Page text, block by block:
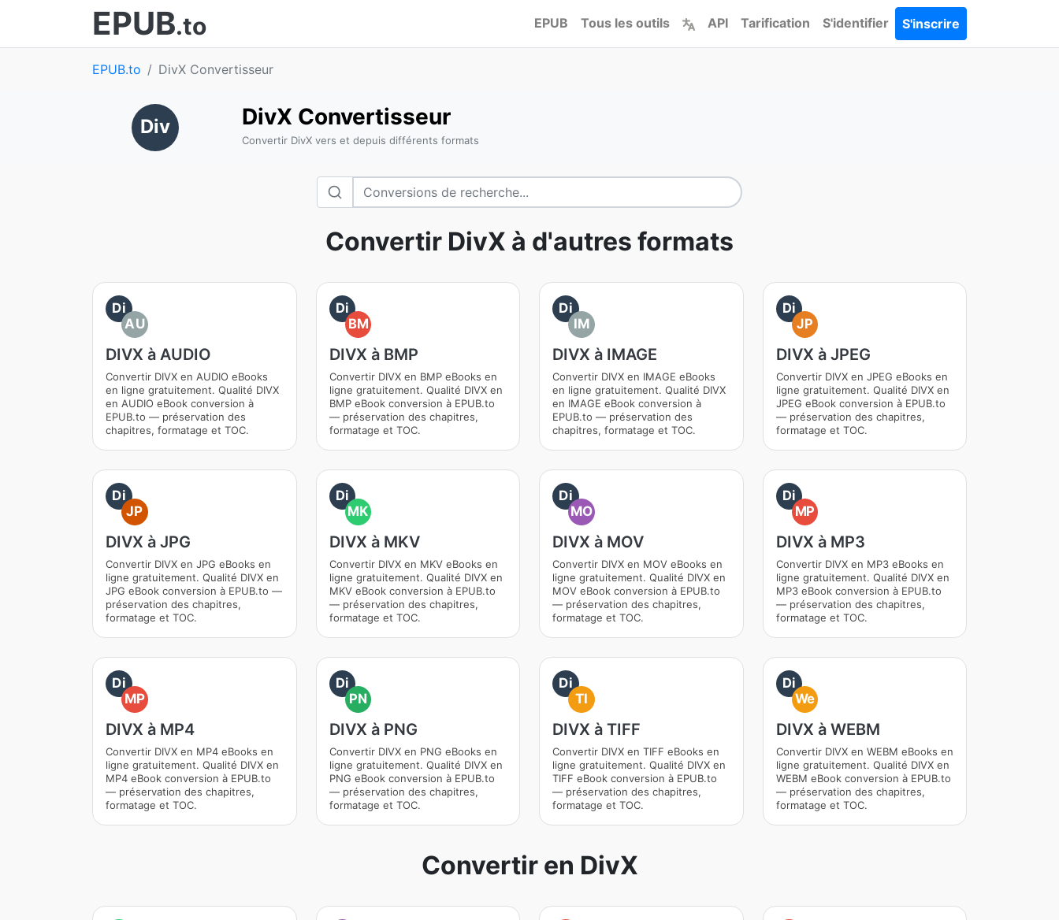
EPUB.to EPUB Tous les outils API Tarification S'identifier S'inscrire
EPUB.to DivX Convertisseur
Div DivX Convertisseur
Convertir DivX vers et depuis différents formats
Convertir DivX à d'autres formats
Di
AU
DIVX à AUDIO
Convertir DIVX en AUDIO eBooks
en ligne gratuitement. Qualité DIVX
en AUDIO eBook conversion à
EPUB.to — préservation des
chapitres, formatage et TOC.
Di
BM
DIVX à BMP
Convertir DIVX en BMP eBooks en
ligne gratuitement. Qualité DIVX en
BMP eBook conversion à EPUB.to
— préservation des chapitres,
formatage et TOC.
Di
IM
DIVX à IMAGE
Convertir DIVX en IMAGE eBooks
en ligne gratuitement. Qualité DIVX
en IMAGE eBook conversion à
EPUB.to — préservation des
chapitres, formatage et TOC.
Di
JP
DIVX à JPEG
Convertir DIVX en JPEG eBooks en
ligne gratuitement. Qualité DIVX en
JPEG eBook conversion à EPUB.to
— préservation des chapitres,
formatage et TOC.
Di
JP
DIVX à JPG
Convertir DIVX en JPG eBooks en
ligne gratuitement. Qualité DIVX en
JPG eBook conversion à EPUB.to —
préservation des chapitres,
formatage et TOC.
Di
MK
DIVX à MKV
Convertir DIVX en MKV eBooks en
ligne gratuitement. Qualité DIVX en
MKV eBook conversion à EPUB.to
— préservation des chapitres,
formatage et TOC.
Di
MO
DIVX à MOV
Convertir DIVX en MOV eBooks en
ligne gratuitement. Qualité DIVX en
MOV eBook conversion à EPUB.to
— préservation des chapitres,
formatage et TOC.
Di
MP
DIVX à MP3
Convertir DIVX en MP3 eBooks en
ligne gratuitement. Qualité DIVX en
MP3 eBook conversion à EPUB.to
— préservation des chapitres,
formatage et TOC.
Di
MP
DIVX à MP4
Convertir DIVX en MP4 eBooks en
ligne gratuitement. Qualité DIVX en
MP4 eBook conversion à EPUB.to
— préservation des chapitres,
formatage et TOC.
Di
PN
DIVX à PNG
Convertir DIVX en PNG eBooks en
ligne gratuitement. Qualité DIVX en
PNG eBook conversion à EPUB.to
— préservation des chapitres,
formatage et TOC.
Di
TI
DIVX à TIFF
Convertir DIVX en TIFF eBooks en
ligne gratuitement. Qualité DIVX en
TIFF eBook conversion à EPUB.to
— préservation des chapitres,
formatage et TOC.
Di
We
DIVX à WEBM
Convertir DIVX en WEBM eBooks en
ligne gratuitement. Qualité DIVX en
WEBM eBook conversion à EPUB.to
— préservation des chapitres,
formatage et TOC.
Convertir en DivX